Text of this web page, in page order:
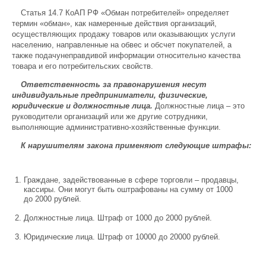
Статья 14.7 КоАП РФ «Обман потребителей» определяет
термин «обман», как намеренные действия организаций,
осуществляющих продажу товаров или оказывающих услуги
населению, направленные на обвес и обсчет покупателей, а
также подачунеправдивой информации относительно качества
товара и его потребительских свойств.
Ответственность за правонарушения несут
индивидуальные предприниматели, физические,
юридические и должностные лица. Должностные лица – это
руководители организаций или же другие сотрудники,
выполняющие административно-хозяйственные функции.
К нарушителям закона применяют следующие штрафы:
Граждане, задействованные в сфере торговли – продавцы,
кассиры. Они могут быть оштрафованы на сумму от 1000
до 2000 рублей.
Должностные лица. Штраф от 1000 до 2000 рублей.
Юридические лица. Штраф от 10000 до 20000 рублей.